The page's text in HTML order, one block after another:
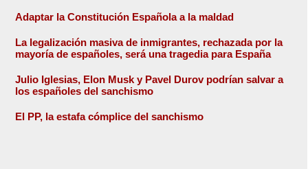
Adaptar la Constitución Española a la maldad
La legalización masiva de inmigrantes, rechazada por la
mayoría de españoles, será una tragedia para España
Julio Iglesias, Elon Musk y Pavel Durov podrían salvar a
los españoles del sanchismo
El PP, la estafa cómplice del sanchismo